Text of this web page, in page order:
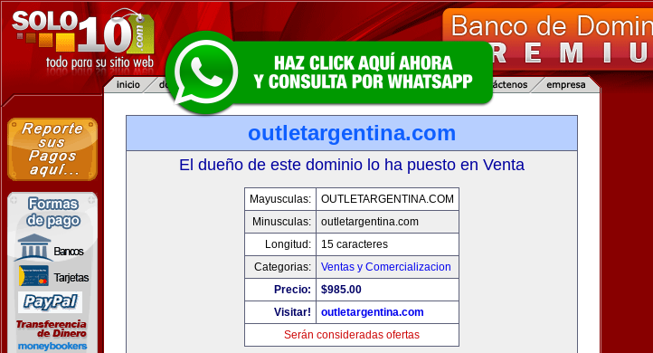
outletargentina.com
El dueño de este dominio lo ha puesto en Venta
Mayusculas:
OUTLETARGENTINA.COM
Minusculas:
outletargentina.com
Longitud:
15 caracteres
Categorias:
Ventas y Comercializacion
Precio:
$985.00
Visitar!
outletargentina.com
Serán consideradas ofertas